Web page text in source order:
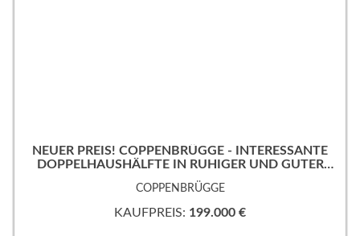
NEUER PREIS! COPPENBRÜGGE - INTERESSANTE
DOPPELHAUSHÄLFTE IN RUHIGER UND GUTER
WOHNLAGE!
COPPENBRÜGGE
KAUFPREIS: 199.000 €